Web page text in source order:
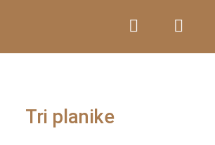
Tri planike